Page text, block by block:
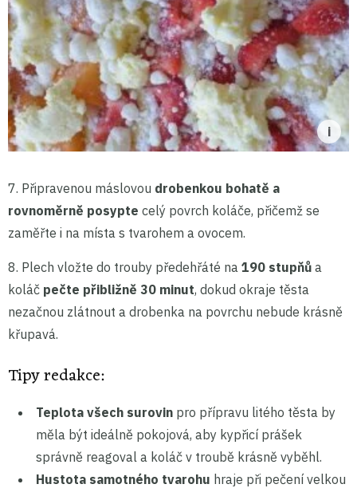
7. Připravenou máslovou drobenkou bohatě a
rovnoměrně posypte celý povrch koláče, přičemž se
zaměřte i na místa s tvarohem a ovocem.
8. Plech vložte do trouby předehřáté na 190 stupňů a
koláč pečte přibližně 30 minut, dokud okraje těsta
nezačnou zlátnout a drobenka na povrchu nebude krásně
křupavá.
Tipy redakce:
Teplota všech surovin pro přípravu litého těsta by
měla být ideálně pokojová, aby kypřicí prášek
správně reagoval a koláč v troubě krásně vyběhl.
Hustota samotného tvarohu hraje při pečení velkou